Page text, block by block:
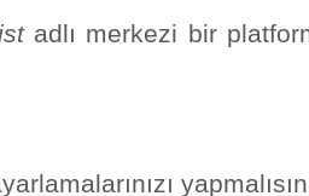
adlı merkezi bir